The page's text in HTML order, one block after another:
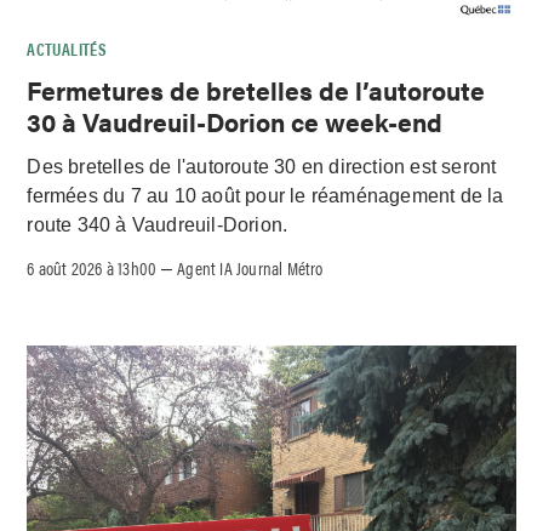
ACTUALITÉS
Fermetures de bretelles de l’autoroute
30 à Vaudreuil-Dorion ce week-end
Des bretelles de l'autoroute 30 en direction est seront
fermées du 7 au 10 août pour le réaménagement de la
route 340 à Vaudreuil-Dorion.
6 août 2026 à 13h00 –Agent IA Journal Métro